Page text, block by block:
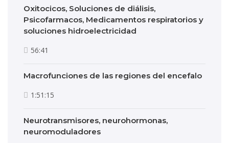
Oxitocicos, Soluciones de diálisis,
Psicofarmacos, Medicamentos respiratorios y
soluciones hidroelectricidad
56:41
Macrofunciones de las regiones del encefalo
1:51:15
Neurotransmisores, neurohormonas,
neuromoduladores